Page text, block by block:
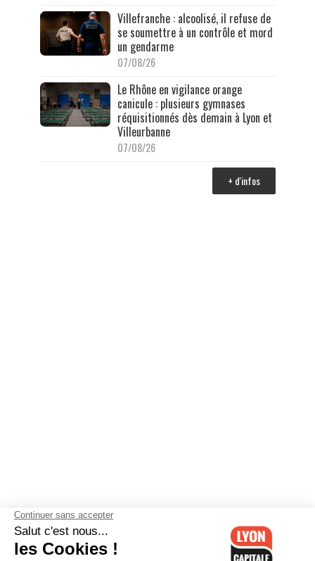
Villefranche : alcoolisé, il refuse de
se soumettre à un contrôle et mord
un gendarme
07/08/26
Le Rhône en vigilance orange
canicule : plusieurs gymnases
réquisitionnés dès demain à Lyon et
Villeurbanne
07/08/26
+ d'infos